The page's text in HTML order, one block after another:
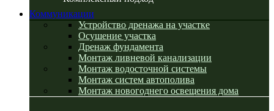
Коммуникации
Устройство дренажа на участке
Осушение участка
Дренаж фундамента
Монтаж ливневой канализации
Монтаж водосточной системы
Монтаж систем автополива
Монтаж новогоднего освещения дома